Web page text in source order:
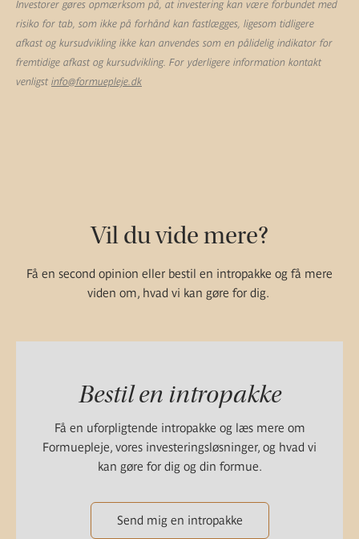
Investorer gøres opmærksom på, at investering kan være forbundet med
risiko for tab, som ikke på forhånd kan fastlægges, ligesom tidligere
afkast og kursudvikling ikke kan anvendes som en pålidelig indikator for
fremtidige afkast og kursudvikling. For yderligere information kontakt
venligst info@formuepleje.dk
Vil du vide mere?
Få en second opinion eller bestil en intropakke og få mere
viden om, hvad vi kan gøre for dig.
Bestil en intropakke
Få en uforpligtende intropakke og læs mere om
Formuepleje, vores investeringsløsninger, og hvad vi
kan gøre for dig og din formue.
Send mig en intropakke